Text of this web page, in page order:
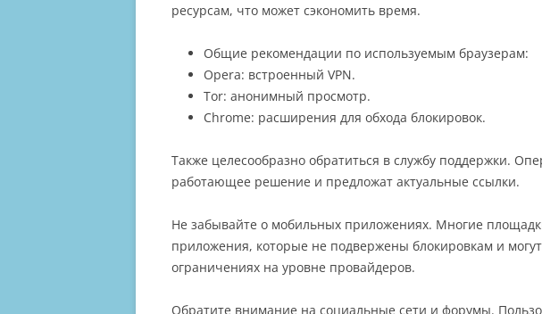
ресурсам, что может сэкономить время.
Общие рекомендации по используемым браузерам:
Opera: встроенный VPN.
Tor: анонимный просмотр.
Chrome: расширения для обхода блокировок.
Также целесообразно обратиться в службу поддержки.
работающее решение и предложат актуальные ссылки.
Не забывайте о мобильных приложениях. Многие
приложения, которые не подвержены блокировкам и
ограничениях на уровне провайдеров.
Обратите внимание на социальные сети и форумы.